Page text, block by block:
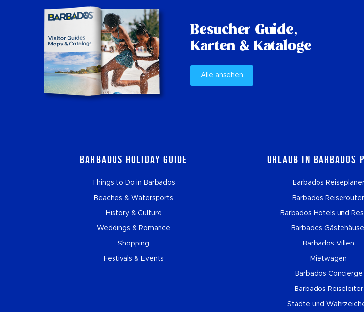
Besucher Guide,
Karten & Kataloge
Alle ansehen
Barbados Holiday Guide
Things to Do in Barbados
Beaches & Watersports
History & Culture
Weddings & Romance
Shopping
Festivals & Events
Urlaub in Barbados
Barbados Reiseplaner
Barbados
Barbados Hotels und
Barbados
Barbados Villen
Mietwagen
Barbados Concierge
Barbados Reiseleiter
Städte und